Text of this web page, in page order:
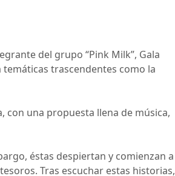
del grupo “Pink Milk”, Gala
temáticas trascendentes como la
con una propuesta llena de música,
éstas despiertan y comienzan a
Tras escuchar estas historias,